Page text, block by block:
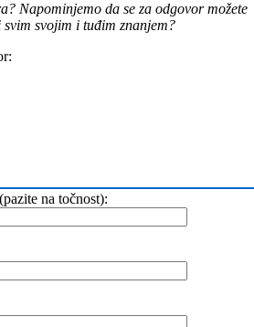
Napominjemo da se za odgovor možete
svim svojim i tuđim znanjem?
na točnost):